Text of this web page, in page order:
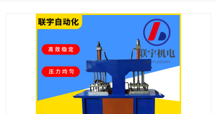
高频压花压标机 自动超声波打片成型机
泡壳包装封口机 海绵产品成型机
其他超声波系列